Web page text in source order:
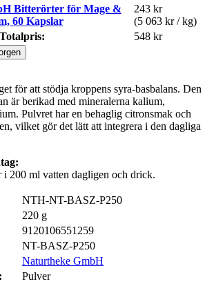
Bitterörter för Mage &
60 Kapslar
243 kr
(5 063 kr / kg)
Totalpris:
548 kr
för att stödja kroppens syra-basbalans. Den
är berikad med mineralerna kalium,
Pulvret har en behaglig citronsmak och
vilket gör det lätt att integrera i den dagliga
i 200 ml vatten dagligen och drick.
NTH-NT-BASZ-P250
220 g
9120106551259
NT-BASZ-P250
Naturtheke GmbH
Pulver